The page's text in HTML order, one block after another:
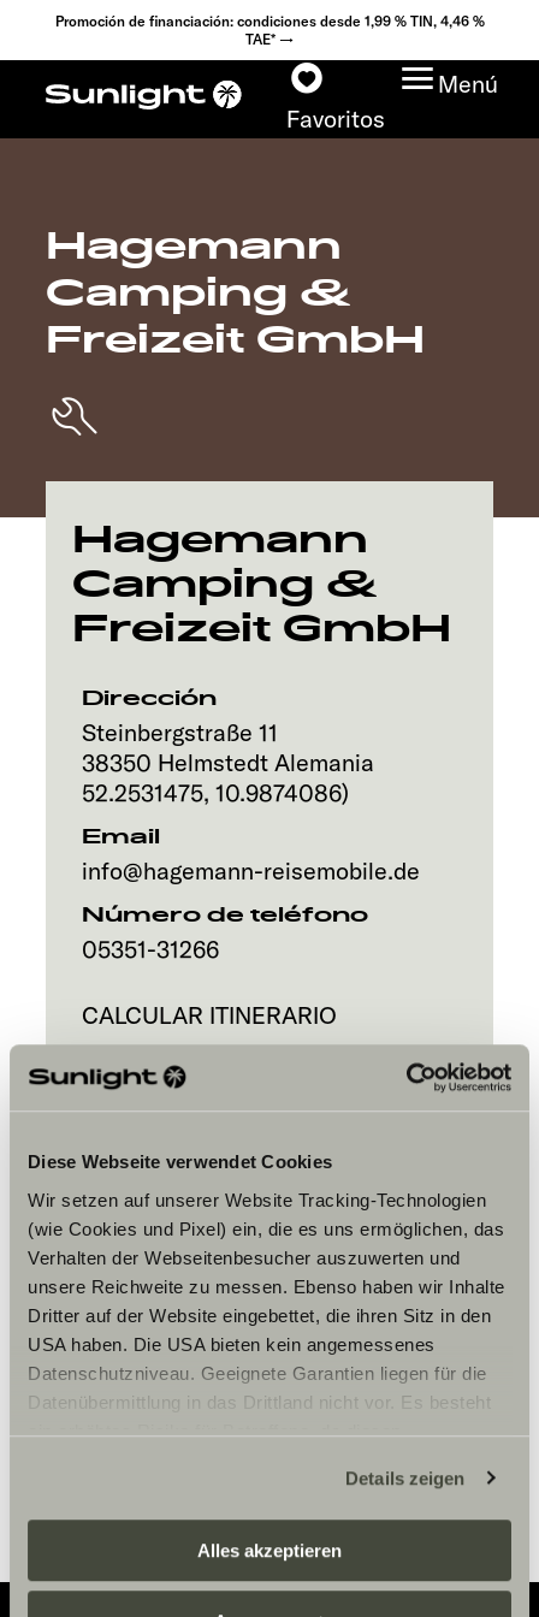
Diese Webseite verwendet Cookies
Wir setzen auf unserer Website Tracking-Technologien
(wie Cookies und Pixel) ein, die es uns ermöglichen, das
Verhalten der Webseitenbesucher auszuwerten und
unsere Reichweite zu messen. Ebenso haben wir Inhalte
Dritter auf der Website eingebettet, die ihren Sitz in den
USA haben. Die USA bieten kein angemessenes
Datenschutzniveau. Geeignete Garantien liegen für die
Datenübermittlung in das Drittland nicht vor. Es besteht
ein erhöhtes Risiko für Betroffene, da diesen
zustehen. Eingesetzte Dienstleister können Daten für
eigene Zwecke verarbeiten und mit anderen Daten
zusammenführen. Weitere Informationen finden Sie hier:
Datenschutzerklärung
Details zeigen
Alles akzeptieren
Promoción de financiación: condiciones desde 1,99 % TIN, 4,46 %
TAE* →
Favoritos
Menú
Modelos
Configurador
Búsqueda de
concesionarios
Descubrir
Servicio
Hagemann
Camping &
Freizeit GmbH
Hagemann
Camping &
Freizeit GmbH
Dirección
Steinbergstraße 11
38350 Helmstedt Alemania
52.2531475, 10.9874086)
Email
info@hagemann-reisemobile.de
Número de teléfono
05351-31266
CALCULAR ITINERARIO
Hay que aceptar los cookies de
marketing para ver el contenido.
Ajustes de cookies